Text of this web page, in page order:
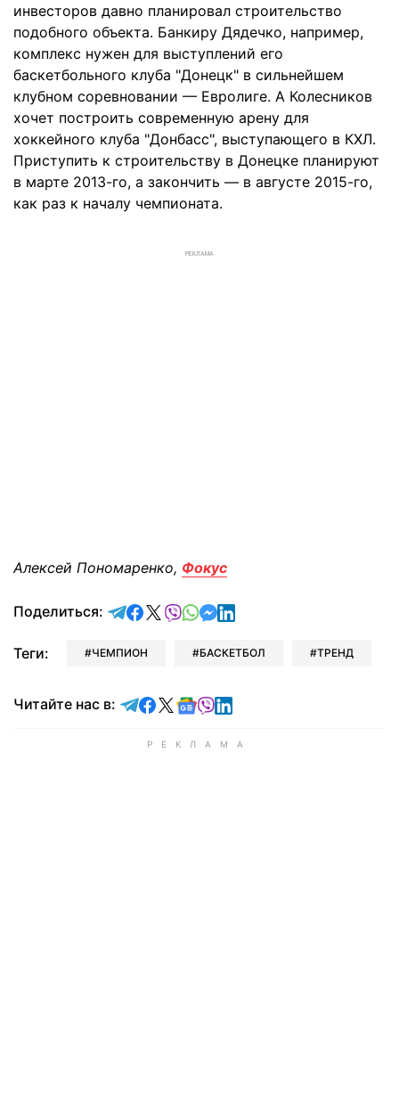
инвесторов давно планировал строительство
подобного объекта. Банкиру Дядечко, например,
комплекс нужен для выступлений его
баскетбольного клуба "Донецк" в сильнейшем
клубном соревновании — Евролиге. А Колесников
хочет построить современную арену для
хоккейного клуба "Донбасс", выступающего в КХЛ.
Приступить к строительству в Донецке планируют
в марте 2013-го, а закончить — в августе 2015-го,
как раз к началу чемпионата.
РЕКЛАМА
Алексей Пономаренко, Фокус
Поделиться: отправить в Telegram
поделиться в Facebook
поделиться в X
отправить в Viber
отправить в Whatsapp
отправить в Messenger
отправить в LinkedIn
Теги: ЧЕМПИОН БАСКЕТБОЛ ТРЕНД
Читайте нас в: Читайте в Telegram
Читайте в Facebook
Читайте в X
Читайте в Google news
Читайте в Viber
Читайте в LinkedIn